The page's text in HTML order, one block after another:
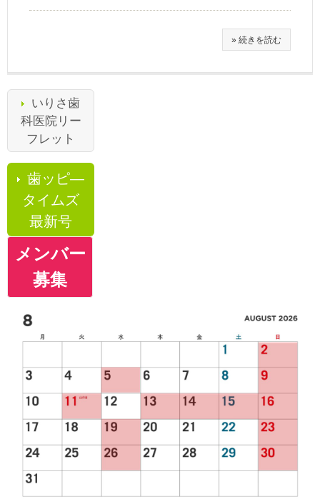
» 続きを読む
いりさ歯
科医院リー
フレット
歯ッピ―
タイムズ
最新号
メンバー
募集